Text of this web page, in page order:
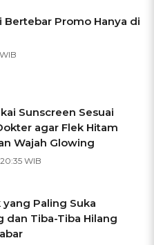
Bertebar Promo Hanya di
Sunscreen Sesuai
agar Flek Hitam
Wajah Glowing
WIB
yang Paling Suka
dan Tiba-Tiba Hilang